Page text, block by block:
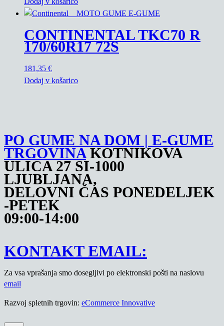
CONTINENTAL TKC70 R
170/60R17 72S
181,35 €
Dodaj v košarico
PO GUME NA DOM | E-GUME
TRGOVINAKOTNIKOVA
ULICA 27 SI-1000
LJUBLJANA,
DELOVNI ČAS PONEDELJEK
-PETEK
09:00-14:00
KONTAKT EMAIL:
Za vsa vprašanja smo dosegljivi po elektronski pošti na naslovu
email
Razvoj spletnih trgovin: eCommerce Innovative